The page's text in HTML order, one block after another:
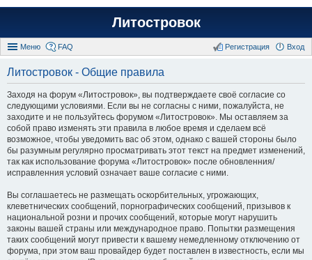
Литостровок
Меню FAQ Вход
Регистрация
Литостровок - Общие правила
Заходя на форум «Литостровок», вы подтверждаете своё согласие со
следующими условиями. Если вы не согласны с ними, пожалуйста, не
заходите и не пользуйтесь форумом «Литостровок». Мы оставляем за
собой право изменять эти правила в любое время и сделаем всё
возможное, чтобы уведомить вас об этом, однако с вашей стороны было
бы разумным регулярно просматривать этот текст на предмет изменений,
так как использование форума «Литостровок» после обновленния/
исправленния условий означает ваше согласие с ними.
Вы соглашаетесь не размещать оскорбительных, угрожающих,
клеветнических сообщений, порнографических сообщений, призывов к
национальной розни и прочих сообщений, которые могут нарушить
законы вашей страны или международное право. Попытки размещения
таких сообщений могут привести к вашему немедленному отключению от
форума, при этом ваш провайдер будет поставлен в известность, если мы